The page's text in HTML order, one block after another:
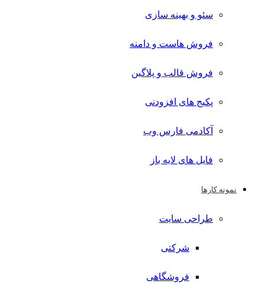
سئو و بهینه سازی
فروش هاست و دامنه
فروش قالب و پلاگین
پکیج های افزودنی
آکادمی فارس وب
فایل های لایه باز
نمونه کارها
طراحی سایت
شرکتی
فروشگاهی